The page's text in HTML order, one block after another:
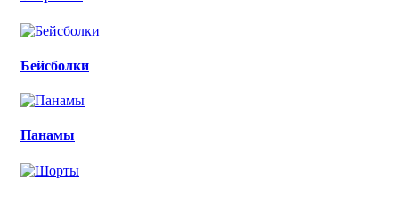
Бейсболки
Панамы